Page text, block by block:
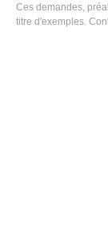
une photo
ainsi que
moi je
l’aide
dans
sincères
Hénin-
Ces demandes,
titre d'exemples.